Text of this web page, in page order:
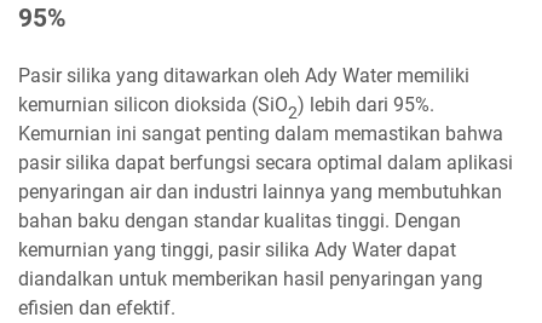
95%
Pasir silika yang ditawarkan oleh Ady Water memiliki
kemurnian silicon dioksida (SiO2) lebih dari 95%.
Kemurnian ini sangat penting dalam memastikan bahwa
pasir silika dapat berfungsi secara optimal dalam aplikasi
penyaringan air dan industri lainnya yang membutuhkan
bahan baku dengan standar kualitas tinggi. Dengan
kemurnian yang tinggi, pasir silika Ady Water dapat
diandalkan untuk memberikan hasil penyaringan yang
efisien dan efektif.